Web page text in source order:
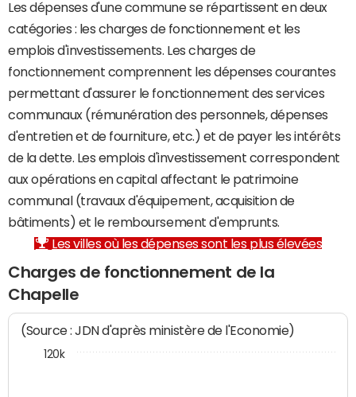
Les dépenses d'une commune se répartissent en deux
catégories : les charges de fonctionnement et les
emplois d'investissements. Les charges de
fonctionnement comprennent les dépenses courantes
permettant d'assurer le fonctionnement des services
communaux (rémunération des personnels, dépenses
d'entretien et de fourniture, etc.) et de payer les intérêts
de la dette. Les emplois d'investissement correspondent
aux opérations en capital affectant le patrimoine
communal (travaux d'équipement, acquisition de
bâtiments) et le remboursement d'emprunts.
Les villes où les dépenses sont les plus élevées
Charges de fonctionnement de la
Chapelle
(Source : JDN d'après ministère de l'Economie)
120k